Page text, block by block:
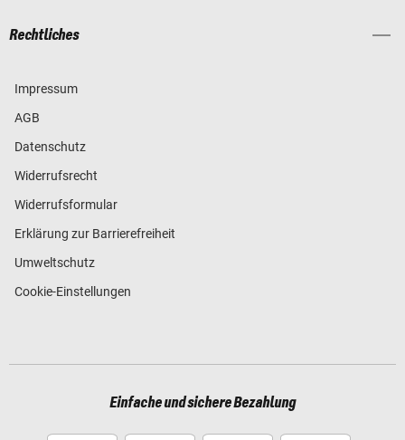
Rechtliches
Impressum
AGB
Datenschutz
Widerrufsrecht
Widerrufsformular
Erklärung zur Barrierefreiheit
Umweltschutz
Cookie-Einstellungen
Einfache und sichere Bezahlung